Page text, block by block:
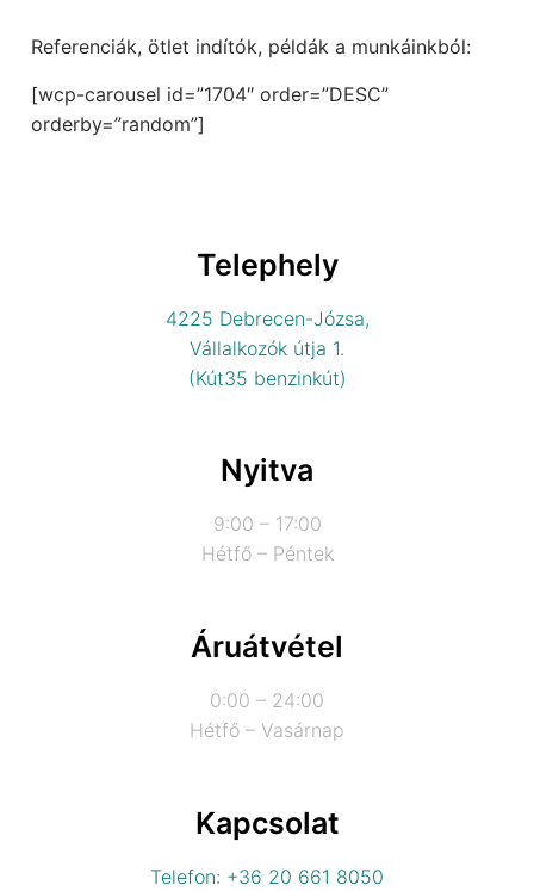
Referenciák, ötlet indítók, példák a munkáinkból:
[wcp-carousel id=”1704″ order=”DESC”
orderby=”random”]
Telephely
4225 Debrecen-Józsa,
Vállalkozók útja 1.
(Kút35 benzinkút)
Nyitva
9:00 – 17:00
Hétfő – Péntek
Áruátvétel
0:00 – 24:00
Hétfő – Vasárnap
Kapcsolat
Telefon: +36 20 661 8050